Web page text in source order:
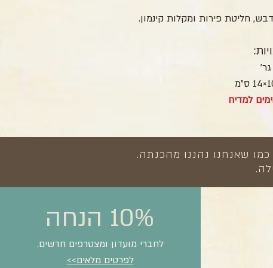
חליטת פירות ומקלות קינמון.
למדיח
שאנחנו נהננו מהכנתה.
10% הנחה
לחברי מועדון ומצטרפים חדשים.
לפרטים מלאים>>